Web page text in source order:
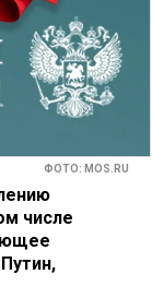
ФОТО: MOS.RU
числе